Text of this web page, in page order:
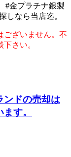
#金プラチナ銀製
しなら当店迄。
ございません。不
さい。
ンドの売却は
す。